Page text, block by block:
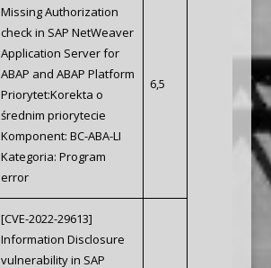
Missing Authorization
check in SAP NetWeaver
Application Server for
ABAP and ABAP Platform
Priorytet:Korekta o
średnim priorytecie
Komponent: BC-ABA-LI
Kategoria: Program
error
6,5
[CVE-2022-29613]
Information Disclosure
vulnerability in SAP